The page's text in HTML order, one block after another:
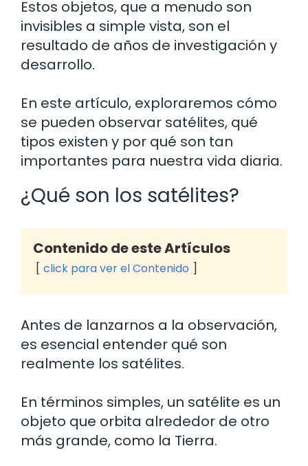
Estos objetos, que a menudo son
invisibles a simple vista, son el
resultado de años de investigación y
desarrollo.
En este artículo, exploraremos cómo
se pueden observar satélites, qué
tipos existen y por qué son tan
importantes para nuestra vida diaria.
¿Qué son los satélites?
Contenido de este Artículos
click para ver el Contenido
Antes de lanzarnos a la observación,
es esencial entender qué son
realmente los satélites.
En términos simples, un satélite es un
objeto que orbita alrededor de otro
más grande, como la Tierra.